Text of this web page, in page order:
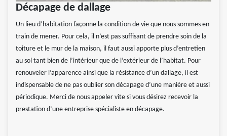
Décapage de dallage
Un lieu d’habitation façonne la condition de vie que nous sommes en
train de mener. Pour cela, il n’est pas suffisant de prendre soin de la
toiture et le mur de la maison, il faut aussi apporte plus d’entretien
au sol tant bien de l’intérieur que de l’extérieur de l’habitat. Pour
renouveler l’apparence ainsi que la résistance d’un dallage, il est
indispensable de ne pas oublier son décapage d’une manière et aussi
périodique. Merci de nous appeler vite si vous désirez recevoir la
prestation d’une entreprise spécialiste en décapage.